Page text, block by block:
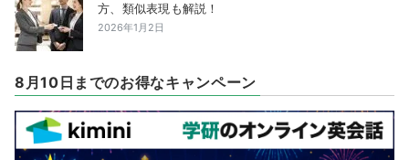
方、類似表現も解説！
2026年1月2日
8月10日までのお得なキャンペーン